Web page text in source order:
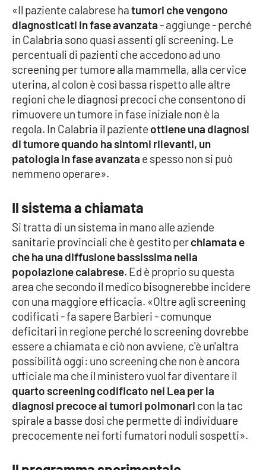
Imprese Di Calabria
Le perfidie di Antonella Grippo
Venti di comunicazione
STREAMING
LaC TV
LaC Network
LaC OnAir
EDIZIONI
LOCALI
Catanzaro
Crotone
Vibo Valentia
Reggio Calabria
Cosenza
Lamezia Terme
«Il paziente calabrese hatumori che vengono
diagnosticati in fase avanzata- aggiunge - perché
in Calabria sono quasi assenti gli screening. Le
percentuali di pazienti che accedono ad uno
screening per tumore alla mammella, alla cervice
uterina, al colon è così bassa rispetto alle altre
regioni che le diagnosi precoci che consentono di
rimuovere un tumore in fase iniziale non è la
regola. In Calabria il paziente ottiene una diagnosi
di tumore quando ha sintomi rilevanti, un
patologia in fase avanzata e spesso non si può
nemmeno operare».
Il sistema a chiamata
Si tratta di un sistema in mano alle aziende
sanitarie provinciali che è gestito perchiamata e
che ha una diffusione bassissima nella
popolazione calabrese. Ed è proprio su questa
area che secondo il medico bisognerebbe incidere
con una maggiore efficacia. «Oltre agli screening
codificati - fa sapere Barbieri - comunque
deficitari in regione perché lo screening dovrebbe
essere a chiamata e ciò non avviene, c'è un'altra
possibilità oggi: uno screening che non è ancora
ufficiale ma che il ministero vuol far diventare il
quarto screening codificato nei Lea per la
diagnosi precoce ai tumori polmonari con la tac
spirale a basse dosi che permette di individuare
precocemente nei forti fumatori noduli sospetti».